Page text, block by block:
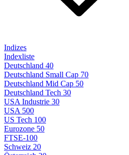
Indizes
Indexliste
Deutschland 40
Deutschland Small Cap 70
Deutschland Mid Cap 50
Deutschland Tech 30
USA Industrie 30
USA 500
US Tech 100
Eurozone 50
FTSE-100
Schweiz 20